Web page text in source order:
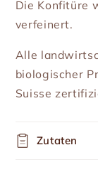
Die Konfitüre
verfeinert.
Alle
biologischer
Suisse
Zutaten